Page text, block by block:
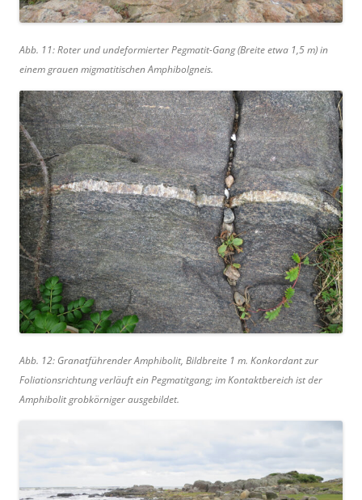
Abb. 11: Roter und undeformierter Pegmatit-Gang (Breite etwa 1,5 m) in
einem grauen migmatitischen Amphibolgneis.
Abb. 12: Granatführender Amphibolit, Bildbreite 1 m. Konkordant zur
Foliationsrichtung verläuft ein Pegmatitgang; im Kontaktbereich ist der
Amphibolit grobkörniger ausgebildet.